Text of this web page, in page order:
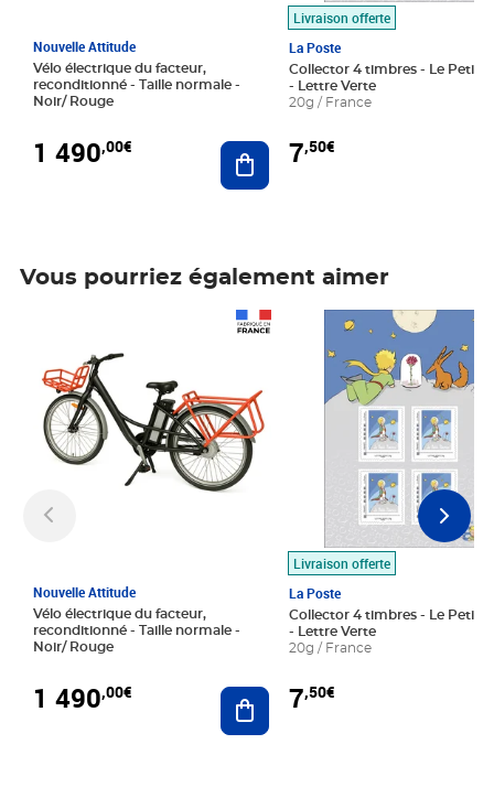
Nouvelle Attitude
Vélo électrique du facteur,
reconditionné - Taille normale -
Noir/ Rouge
1 490,00€ Ajouter au panier
Livraison offerte
La Poste
Collector 4 timbres - Le Petit
- Lettre Verte
20g / France
7,50€
Vous pourriez également aimer
Nouvelle Attitude
Vélo électrique du facteur,
reconditionné - Taille normale -
Noir/ Rouge
1 490,00€ Ajouter au panier
Livraison offerte
La Poste
Collector 4 timbres - Le Petit
- Lettre Verte
20g / France
7,50€
Prix 7,50€